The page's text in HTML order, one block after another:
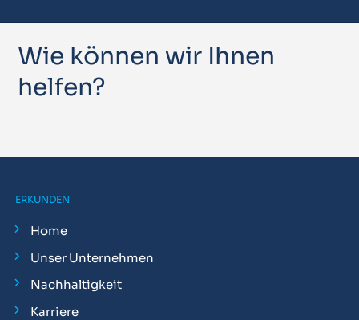
Wie können wir Ihnen
helfen?
ERKUNDEN
Home
Unser Unternehmen
Nachhaltigkeit
Karriere